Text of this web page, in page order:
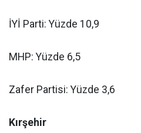
İYİ Parti: Yüzde 10,9
MHP: Yüzde 6,5
Zafer Partisi: Yüzde 3,6
Kırşehir